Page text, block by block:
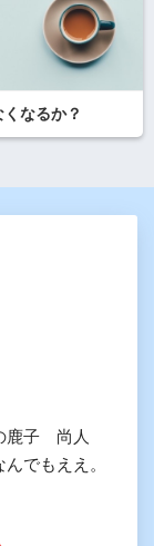
なるか？
鹿子 尚人
でもええ。